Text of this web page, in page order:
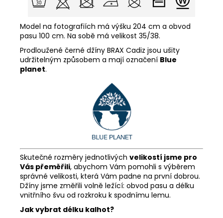
Model na fotografiích má výšku 204 cm a obvod
pasu 100 cm. Na sobě má velikost 35/38.
Prodloužené černé džíny BRAX Cadiz jsou ušity
udržitelným způsobem a mají označení Blue
planet.
Skutečné rozměry jednotlivých velikostí jsme pro
Vás přeměřili, abychom Vám pomohli s výběrem
správné velikosti, která Vám padne na první dobrou.
Džíny jsme změřili volně ležící: obvod pasu a délku
vnitřního švu od rozkroku k spodnímu lemu.
Jak vybrat délku kalhot?